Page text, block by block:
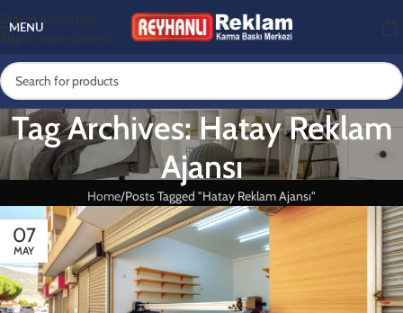
Skip to navigation
Skip to main content
MENU
Tag Archives: Hatay Reklam
Ajansı
Home Posts Tagged "Hatay Reklam Ajansı"
07
MAY